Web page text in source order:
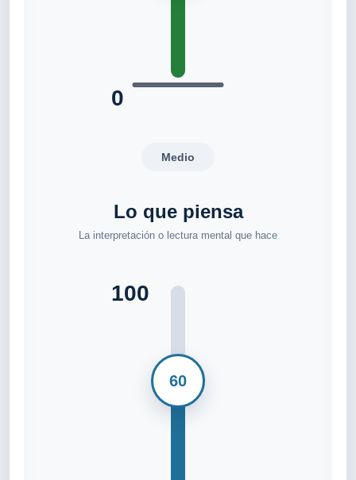
0
Medio
Lo que piensa
La interpretación o lectura mental que hace
100
60